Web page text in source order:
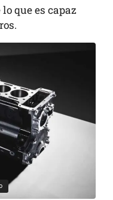
que es capaz